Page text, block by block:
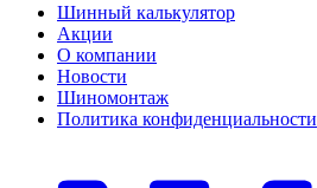
Шинный калькулятор
Акции
О компании
Новости
Шиномонтаж
Политика конфиденциальности